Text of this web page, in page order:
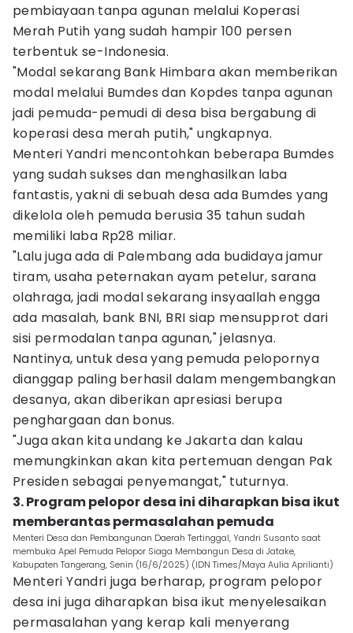
pembiayaan tanpa agunan melalui Koperasi
Merah Putih yang sudah hampir 100 persen
terbentuk se-Indonesia.
"Modal sekarang Bank Himbara akan memberikan
modal melalui Bumdes dan Kopdes tanpa agunan
jadi pemuda-pemudi di desa bisa bergabung di
koperasi desa merah putih," ungkapnya.
Menteri Yandri mencontohkan beberapa Bumdes
yang sudah sukses dan menghasilkan laba
fantastis, yakni di sebuah desa ada Bumdes yang
dikelola oleh pemuda berusia 35 tahun sudah
memiliki laba Rp28 miliar.
"Lalu juga ada di Palembang ada budidaya jamur
tiram, usaha peternakan ayam petelur, sarana
olahraga, jadi modal sekarang insyaallah engga
ada masalah, bank BNI, BRI siap mensupprot dari
sisi permodalan tanpa agunan," jelasnya.
Nantinya, untuk desa yang pemuda pelopornya
dianggap paling berhasil dalam mengembangkan
desanya, akan diberikan apresiasi berupa
penghargaan dan bonus.
"Juga akan kita undang ke Jakarta dan kalau
memungkinkan akan kita pertemuan dengan Pak
Presiden sebagai penyemangat," tuturnya.
3. Program pelopor desa ini diharapkan bisa ikut
memberantas permasalahan pemuda
Menteri Desa dan Pembangunan Daerah Tertinggal, Yandri Susanto saat
membuka Apel Pemuda Pelopor Siaga Membangun Desa di Jatake,
Kabupaten Tangerang, Senin (16/6/2025) (IDN Times/Maya Aulia Aprilianti)
Menteri Yandri juga berharap, program pelopor
desa ini juga diharapkan bisa ikut menyelesaikan
permasalahan yang kerap kali menyerang